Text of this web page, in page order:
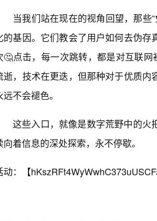
当我们站在现在的视角回望，那些
的基因。它们教会了用户如何去伪
🤔点击，每一次跳转，都是对互联
逝，技术在更迭，但那种对于优质
远不会褪色。
这些入口，就像是数字荒野中的火
向着信息的深处探索，永不停歇。
动：【